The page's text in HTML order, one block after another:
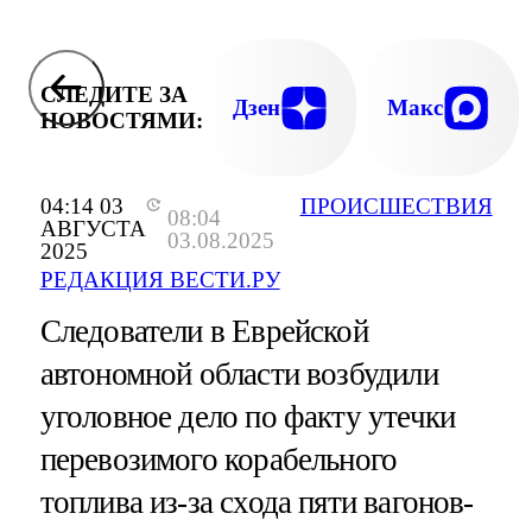
04:14 03
АВГУСТА
2025
08:04
03.08.2025
РЕДАКЦИЯ ВЕСТИ.РУ
ПРОИСШЕСТВИЯ
СЛЕДИТЕ ЗА
НОВОСТЯМИ:
Дзен Макс
Следователи в Еврейской
автономной области возбудили
уголовное дело по факту утечки
перевозимого корабельного
топлива из-за схода пяти вагонов-